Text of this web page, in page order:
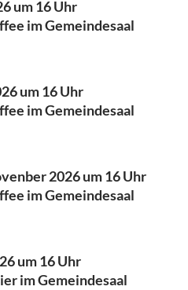
um 16 Uhr
im Gemeindesaal
um 16 Uhr
im Gemeindesaal
2026 um 16 Uhr
im Gemeindesaal
um 16 Uhr
im Gemeindesaal